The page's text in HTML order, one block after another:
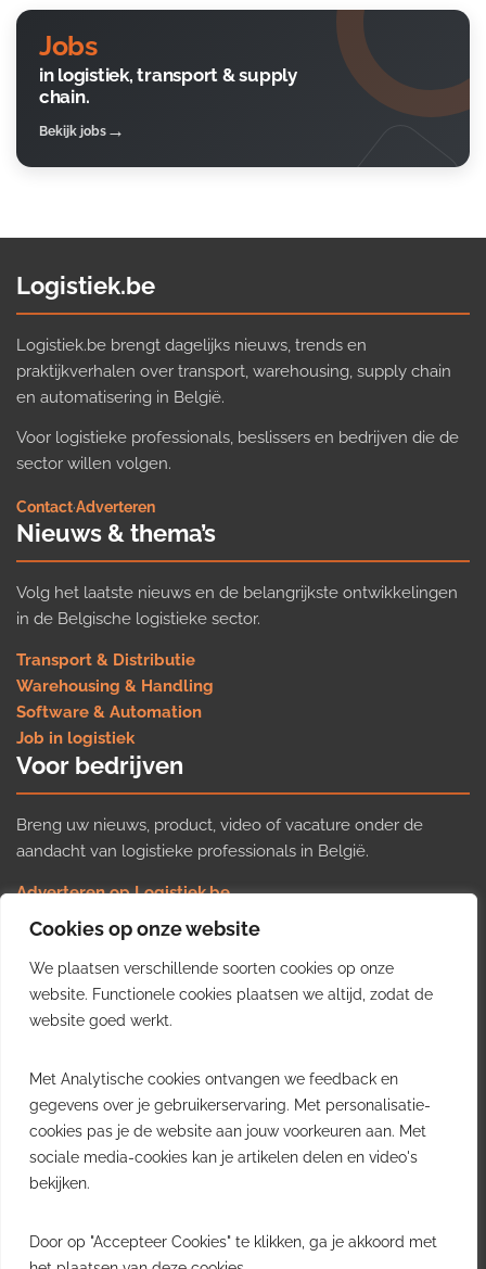
Cookies op onze website
We plaatsen verschillende soorten cookies op onze
website. Functionele cookies plaatsen we altijd, zodat de
website goed werkt.
Met Analytische cookies ontvangen we feedback en
gegevens over je gebruikerservaring. Met personalisatie-
cookies pas je de website aan jouw voorkeuren aan. Met
sociale media-cookies kan je artikelen delen en video's
bekijken.
Door op "Accepteer Cookies" te klikken, ga je akkoord met
Jobs
in logistiek, transport & supply
chain.
Bekijk jobs
Logistiek.be
Logistiek.be brengt dagelijks nieuws, trends en
praktijkverhalen over transport, warehousing, supply chain
en automatisering in België.
Voor logistieke professionals, beslissers en bedrijven die de
sector willen volgen.
Contact·Adverteren
Nieuws & thema’s
Volg het laatste nieuws en de belangrijkste ontwikkelingen
in de Belgische logistieke sector.
Transport & Distributie
Warehousing & Handling
Software & Automation
Job in logistiek
Voor bedrijven
Breng uw nieuws, product, video of vacature onder de
aandacht van logistieke professionals in België.
Adverteren op Logistiek.be
Nieuws insturen
Uw video op Logistiek.TV
Job plaatsen
Gratis wekelijkse update
inzichten uit de Belgische logistieke sector in uw inbox.
Ontvang je gratis
wekelijkse update
Uitschrijven kan altijd.